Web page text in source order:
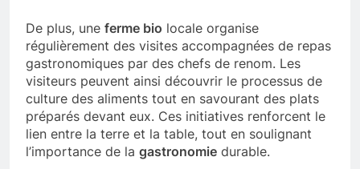
De plus, une ferme bio locale organise
régulièrement des visites accompagnées de repas
gastronomiques par des chefs de renom. Les
visiteurs peuvent ainsi découvrir le processus de
culture des aliments tout en savourant des plats
préparés devant eux. Ces initiatives renforcent le
lien entre la terre et la table, tout en soulignant
l’importance de la gastronomie durable.